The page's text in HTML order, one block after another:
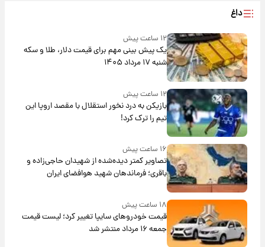
داغ
۱۲ ساعت پیش
یک پیش ‌بینی مهم برای قیمت دلار، طلا و سکه
شنبه ۱۷ مرداد ۱۴۰۵
۱۲ ساعت پیش
بازیکن به درد نخور استقلال با مقصد اروپا این
تیم را ترک کرد!
۱۶ ساعت پیش
تصاویر کمتر دیده‌شده از شهیدان حاجی‌زاده و
باقری؛ فرماندهان شهید هوافضای ایران
۱۸ ساعت پیش
قیمت خودروهای سایپا تغییر کرد؛ لیست قیمت
جمعه ۱۶ مرداد منتشر شد